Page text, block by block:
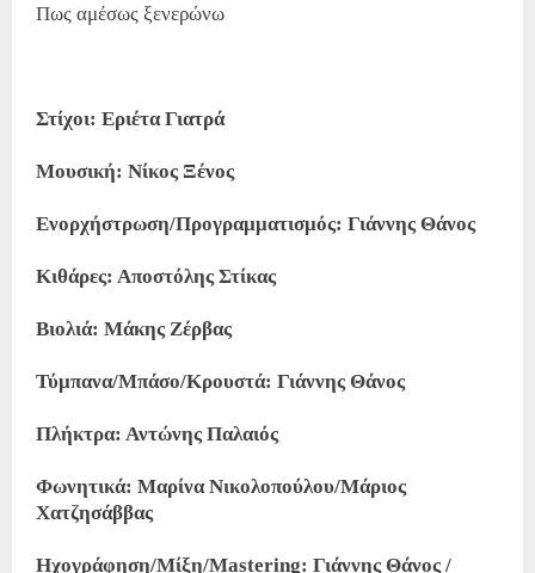
Πως αμέσως ξενερώνω
Στίχοι: Εριέτα Γιατρά
Μουσική: Νίκος Ξένος
Ενορχήστρωση/Προγραμματισμός: Γιάννης Θάνος
Κιθάρες: Αποστόλης Στίκας
Βιολιά: Μάκης Ζέρβας
Τύμπανα/Μπάσο/Κρουστά: Γιάννης Θάνος
Πλήκτρα: Αντώνης Παλαιός
Φωνητικά: Μαρίνα Νικολοπούλου/Μάριος
Χατζησάββας
Ηχογράφηση/Μίξη/Mastering: Γιάννης Θάνος /